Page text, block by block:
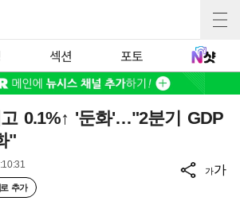
섹션 포토
0.1%↑ '둔화'…"2분기 GDP
"
추가
가가